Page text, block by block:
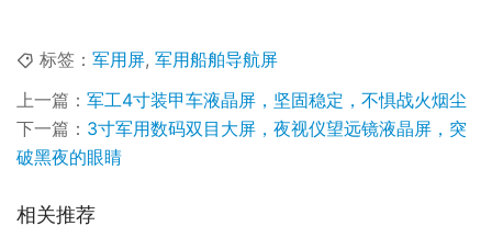
标签： 军用屏, 军用船舶导航屏
上一篇： 军工4寸装甲车液晶屏，坚固稳定，不惧战火烟尘
下一篇： 3寸军用数码双目大屏，夜视仪望远镜液晶屏，突
破黑夜的眼睛
相关推荐